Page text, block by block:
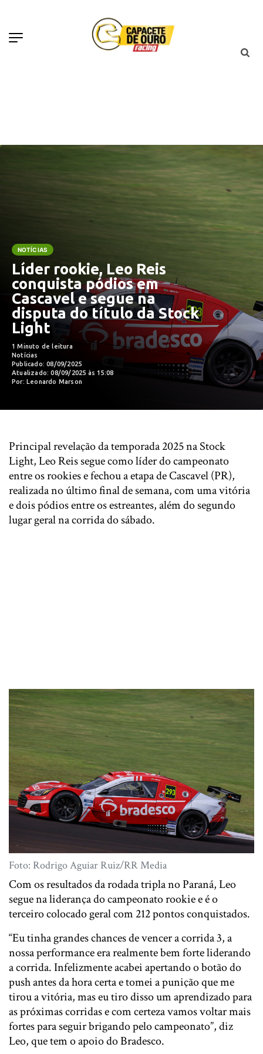
NOTÍCIAS
Líder rookie, Leo Reis
conquista pódios em
Cascavel e segue na
disputa do título da Stock
Light
1 Minuto de leitura
Notícias
Publicado: 08/09/2025
Atualizado: 08/09/2025 às 15:08
Por: Leonardo Marson
Principal revelação da temporada 2025 na Stock
Light, Leo Reis segue como líder do campeonato
entre os rookies e fechou a etapa de Cascavel (PR),
realizada no último final de semana, com uma vitória
e dois pódios entre os estreantes, além do segundo
lugar geral na corrida do sábado.
Foto: Rodrigo Aguiar Ruiz/RR Media
Com os resultados da rodada tripla no Paraná, Leo
segue na liderança do campeonato rookie e é o
terceiro colocado geral com 212 pontos conquistados.
“Eu tinha grandes chances de vencer a corrida 3, a
nossa performance era realmente bem forte liderando
a corrida. Infelizmente acabei apertando o botão do
push antes da hora certa e tomei a punição que me
tirou a vitória, mas eu tiro disso um aprendizado para
as próximas corridas e com certeza vamos voltar mais
fortes para seguir brigando pelo campeonato”, diz
Leo, que tem o apoio do Bradesco.